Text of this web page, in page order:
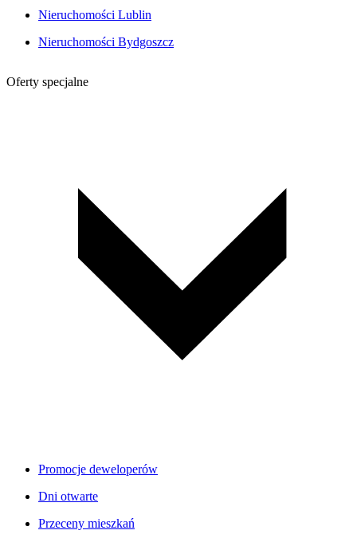
Nieruchomości Lublin
Nieruchomości Bydgoszcz
Oferty specjalne
Promocje deweloperów
Dni otwarte
Przeceny mieszkań